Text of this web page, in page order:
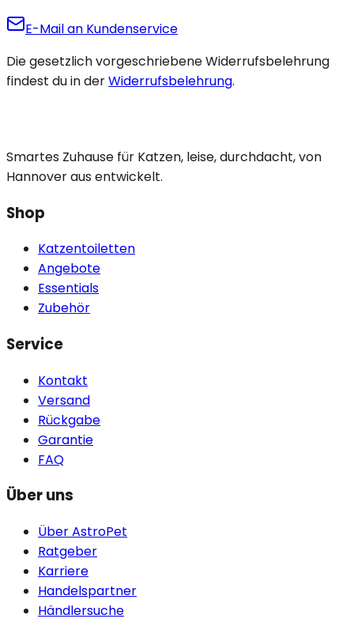
E-Mail an Kundenservice
Die gesetzlich vorgeschriebene Widerrufsbelehrung
findest du in derWiderrufsbelehrung.
Smartes Zuhause für Katzen, leise, durchdacht, von
Hannover aus entwickelt.
Shop
Katzentoiletten
Angebote
Essentials
Zubehör
Service
Kontakt
Versand
Rückgabe
Garantie
FAQ
Über uns
Über AstroPet
Ratgeber
Karriere
Handelspartner
Händlersuche